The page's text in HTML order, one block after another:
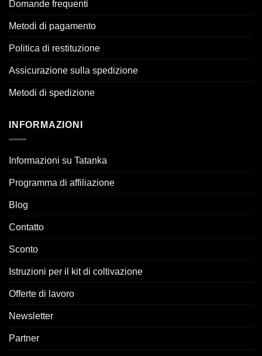
Domande frequenti
Metodi di pagamento
Politica di restituzione
Assicurazione sulla spedizione
Metodi di spedizione
INFORMAZIONI
Informazioni su Tatanka
Programma di affiliazione
Blog
Contatto
Sconto
Istruzioni per il kit di coltivazione
Offerte di lavoro
Newsletter
Partner